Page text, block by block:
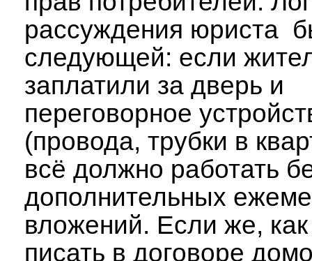
рассуждения юриста
следующей: если
заплатили за дверь и
переговорное
(провода, трубки в
всё должно работать
дополнительных
вложений. Если же,
писать в договоре